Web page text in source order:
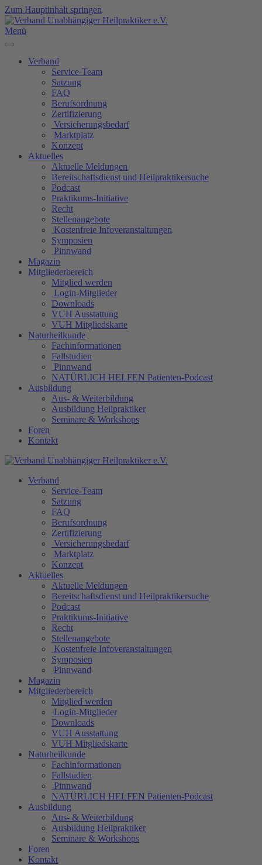
Zum Hauptinhalt springen
Menü
Verband
Service-Team
Satzung
FAQ
Berufsordnung
Zertifizierung
Versicherungsbedarf
Marktplatz
Konzept
Aktuelles
Aktuelle Meldungen
Bereitschaftsdienst und Heilpraktikersuche
Podcast
Praktikums-Initiative
Recht
Stellenangebote
Kostenfreie Infoveranstaltungen
Symposien
Pinnwand
Magazin
Mitgliederbereich
Mitglied werden
Login-Mitglieder
Downloads
VUH Ausstattung
VUH Mitgliedskarte
Naturheilkunde
Fachinformationen
Fallstudien
Pinnwand
NATÜRLICH HELFEN Patienten-Podcast
Ausbildung
Aus- & Weiterbildung
Ausbildung Heilpraktiker
Seminare & Workshops
Foren
Kontakt
Verband
Service-Team
Satzung
FAQ
Berufsordnung
Zertifizierung
Versicherungsbedarf
Marktplatz
Konzept
Aktuelles
Aktuelle Meldungen
Bereitschaftsdienst und Heilpraktikersuche
Podcast
Praktikums-Initiative
Recht
Stellenangebote
Kostenfreie Infoveranstaltungen
Symposien
Pinnwand
Magazin
Mitgliederbereich
Mitglied werden
Login-Mitglieder
Downloads
VUH Ausstattung
VUH Mitgliedskarte
Naturheilkunde
Fachinformationen
Fallstudien
Pinnwand
NATÜRLICH HELFEN Patienten-Podcast
Ausbildung
Aus- & Weiterbildung
Ausbildung Heilpraktiker
Seminare & Workshops
Foren
Kontakt